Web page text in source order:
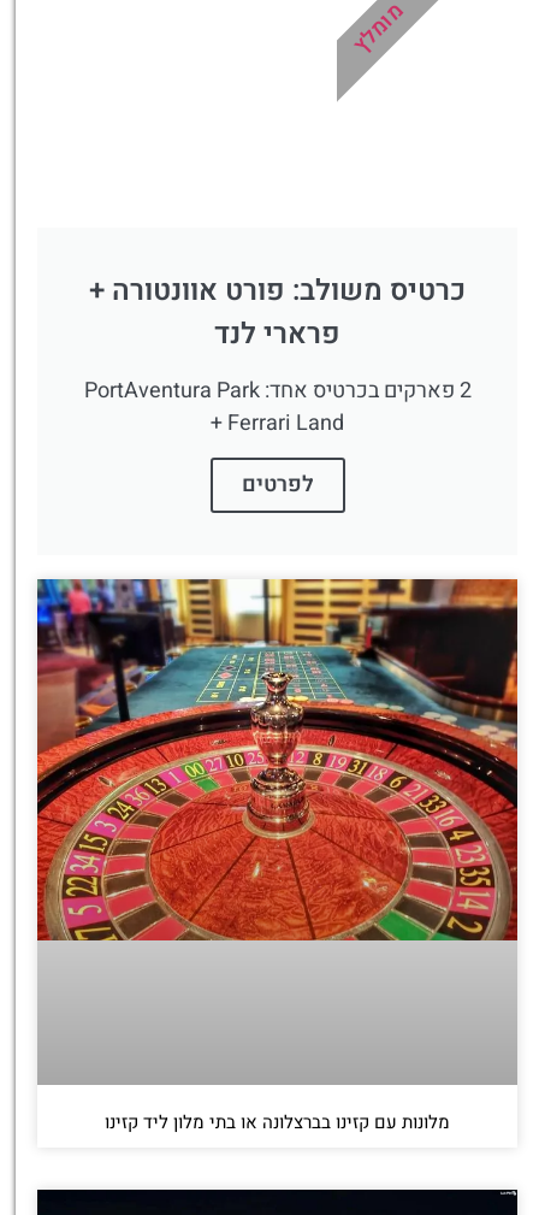
לחצו
פה!
כרטיס משולב: פורט אוונטורה +
פרארי לנד
2 פארקים בכרטיס אחד: PortAventura Park
+ Ferrari Land
לפרטים
מומלץ
מלונות עם קזינו בברצלונה או בתי מלון ליד קזינו